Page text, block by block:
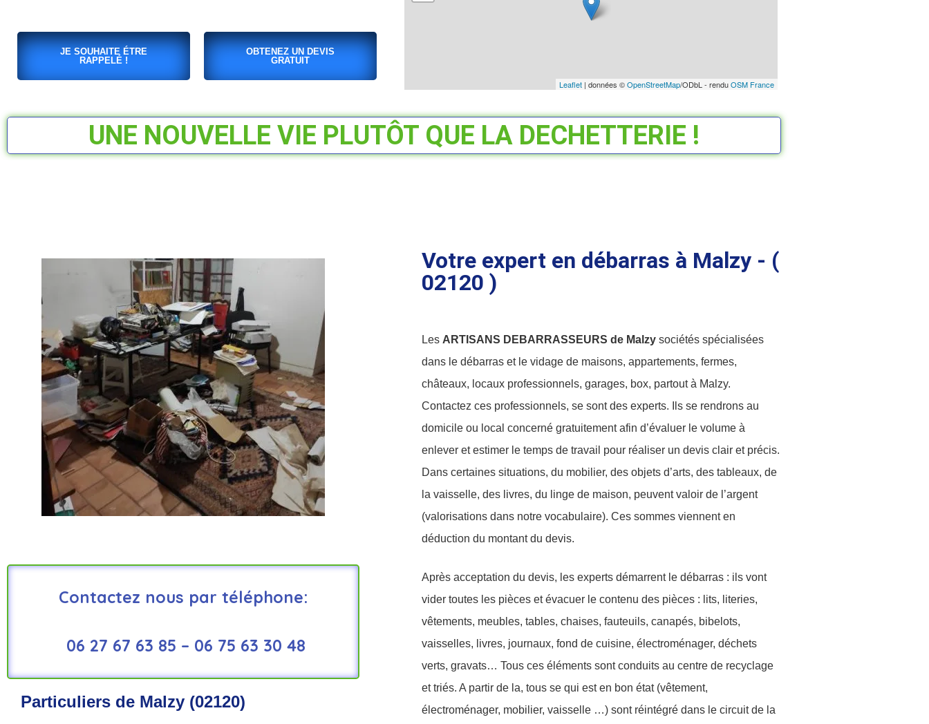
JE SOUHAITE ÉTRE
RAPPELÉ !
OBTENEZ UN DEVIS
GRATUIT
Leaflet | données ©OpenStreetMap/ODbL - renduOSM France
UNE NOUVELLE VIE PLUTÔT QUE LA DECHETTERIE !
Contactez nous par téléphone:
06 27 67 63 85 – 06 75 63 30 48
Particuliers de Malzy (02120)
Votre expert en débarras à Malzy - (
02120 )
Les ARTISANS DEBARRASSEURS de Malzy sociétés spécialisées
dans le débarras et le vidage de maisons, appartements, fermes,
châteaux, locaux professionnels, garages, box, partout à Malzy.
Contactez ces professionnels, se sont des experts. Ils se rendrons au
domicile ou local concerné gratuitement afin d’évaluer le volume à
enlever et estimer le temps de travail pour réaliser un devis clair et précis.
Dans certaines situations, du mobilier, des objets d’arts, des tableaux, de
la vaisselle, des livres, du linge de maison, peuvent valoir de l’argent
(valorisations dans notre vocabulaire). Ces sommes viennent en
déduction du montant du devis.
Après acceptation du devis, les experts démarrent le débarras : ils vont
vider toutes les pièces et évacuer le contenu des pièces : lits, literies,
vêtements, meubles, tables, chaises, fauteuils, canapés, bibelots,
vaisselles, livres, journaux, fond de cuisine, électroménager, déchets
verts, gravats… Tous ces éléments sont conduits au centre de recyclage
et triés. A partir de la, tous se qui est en bon état (vêtement,
électroménager, mobilier, vaisselle …) sont réintégré dans le circuit de la